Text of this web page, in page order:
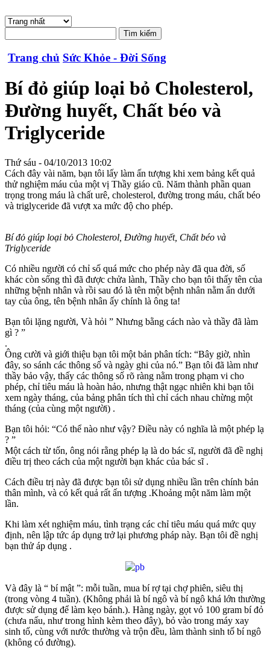
Trang chủ Sức Khỏe - Đời Sống
Bí đỏ giúp loại bỏ Cholesterol,
Đường huyết, Chất béo và
Triglyceride
Thứ sáu - 04/10/2013 10:02
Cách đây vài năm, bạn tôi lấy làm ấn tượng khi xem bảng kết quả
thử nghiệm máu của một vị Thầy giáo cũ. Năm thành phần quan
trọng trong máu là chất urê, cholesterol, đường trong máu, chất béo
và triglyceride đã vượt xa mức độ cho phép.
Bí đỏ giúp loại bỏ Cholesterol, Đường huyết, Chất béo và
Triglyceride
Có nhiều người có chỉ số quá mức cho phép này đã qua đời, số
khác còn sống thì đã được chửa lành, Thầy cho bạn tôi thấy tên của
những bệnh nhân và rồi sau đó là tên một bệnh nhân nằm ẩn dưới
tay của ông, tên bệnh nhân ấy chính là ông ta!
Bạn tôi lặng người, Và hỏi ” Nhưng bằng cách nào và thầy đã làm
gì ? ”
.
Ông cười và giới thiệu bạn tôi một bản phân tích: “Bây giờ, nhìn
đây, so sánh các thông số và ngày ghi của nó.” Bạn tôi đã làm như
thầy bảo vậy, thấy các thông số rõ ràng nằm trong phạm vi cho
phép, chỉ tiêu máu là hoàn hảo, nhưng thật ngạc nhiên khi bạn tôi
xem ngày tháng, của bảng phân tích thì chỉ cách nhau chừng một
tháng (của cùng một người) .
Bạn tôi hỏi: “Có thể nào như vậy? Điều này có nghĩa là một phép lạ
? ”
Một cách từ tốn, ông nói rằng phép lạ là do bác sĩ, người đã đề nghị
điều trị theo cách của một người bạn khác của bác sĩ .
Cách điều trị này đã được bạn tôi sử dụng nhiều lần trên chính bản
thân mình, và có kết quả rất ấn tượng .Khoảng một năm làm một
lần.
Khi làm xét nghiệm máu, tình trạng các chỉ tiêu máu quá mức quy
định, nên lập tức áp dụng trở lại phương pháp này. Bạn tôi đề nghị
bạn thử áp dụng .
Và đây là “ bí mật ”: mỗi tuần, mua bí rợ tại chợ phiên, siêu thị
(trong vòng 4 tuần). (Không phải là bí ngô và bí ngô khá lớn thường
được sử dụng để làm kẹo bánh.). Hàng ngày, gọt vỏ 100 gram bí đỏ
(chưa nấu, như trong hình kèm theo đây), bỏ vào trong máy xay
sinh tố, cùng với nước thường và trộn đều, làm thành sinh tố bí ngô
(không có đường).